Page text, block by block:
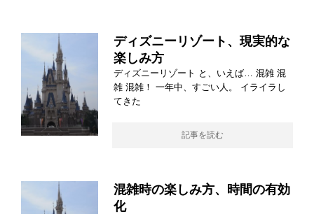
ディズニーリゾート、現実的な
楽しみ方
ディズニーリゾート と、いえば… 混雑 混
雑 混雑！ 一年中、すごい人。 イライラし
てきた
記事を読む
混雑時の楽しみ方、時間の有効
化